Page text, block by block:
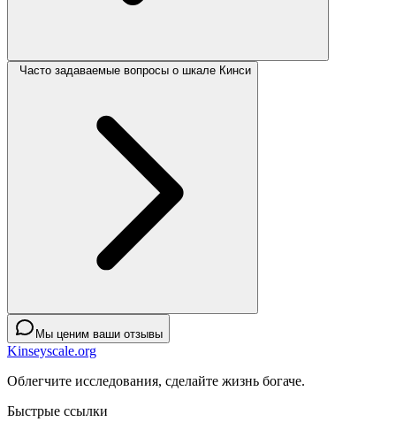
Часто задаваемые вопросы о шкале Кинси
Мы ценим ваши отзывы
Kinseyscale.org
Облегчите исследования, сделайте жизнь богаче.
Быстрые ссылки